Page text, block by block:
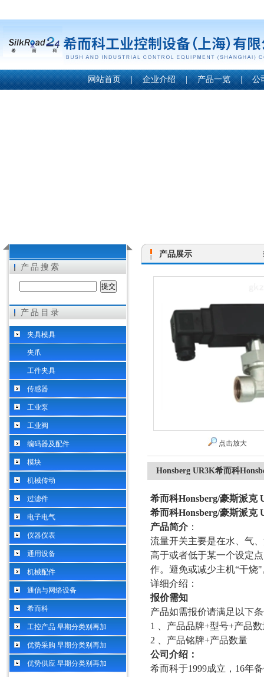
希而科工业控制设备（上海）有限公司
网站首页 | 企业介绍 | 产品一览 | 公
产品搜索
产品目录
夹具模具
夹爪
工件夹具
传感器
工业泵
工业阀
编码器及配件
模块
机械传动
过滤件
电子电气
仪器仪表
通用设备
机械配件
通信与网络设备
希而科
工控产品 早期分类别再加
优势采购 早期分类别再加
优势供应 早期分类别再加
产品展示
点击放大
Honsberg UR3K希而科
希而科Honsberg/豪斯派克
希而科Honsberg/豪斯派克
产品简介 ：
流量开关主要是在水、气
高于或者低于某一个设定
作。避免或减少主机“干烧"
详细介绍：
报价需知
产品如需报价请满足以下
1 、产品品牌+型号+产品
2 、产品铭牌+产品数量
公司介绍：
希而科于1999成立，16年